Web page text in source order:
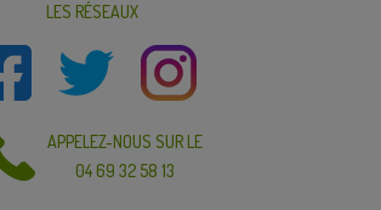
LES RÉSEAUX
APPELEZ-NOUS SUR LE
04 69 32 58 13